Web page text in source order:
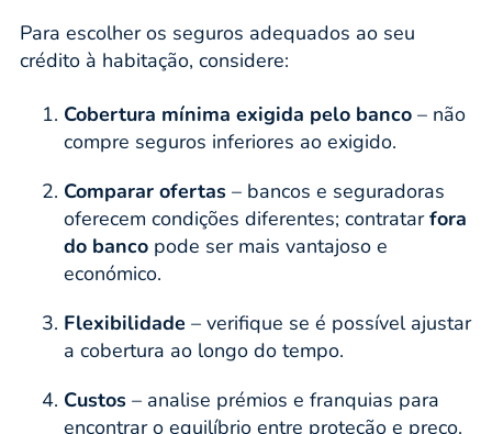
Para escolher os seguros adequados ao seu
crédito à habitação, considere:
Cobertura mínima exigida pelo banco – não
compre seguros inferiores ao exigido.
Comparar ofertas – bancos e seguradoras
oferecem condições diferentes; contratarfora
do banco pode ser mais vantajoso e
económico.
Flexibilidade – verifique se é possível ajustar
a cobertura ao longo do tempo.
Custos – analise prémios e franquias para
encontrar o equilíbrio entre proteção e preço.